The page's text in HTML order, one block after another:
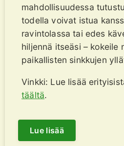
mahdollisuudessa
todella voivat istua
ravintolassa tai edes
hiljennä itseäsi – kokeile
paikallisten sinkkujen
Vinkki: Lue lisää
täältä.
Lue lisää